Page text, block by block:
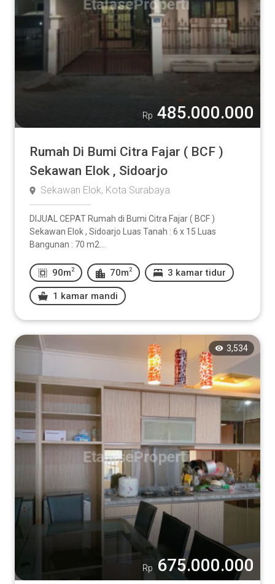
Rp 485.000.000
Rumah Di Bumi Citra Fajar ( BCF )
Sekawan Elok , Sidoarjo
Sekawan Elok, Kota Surabaya
DIJUAL CEPAT Rumah di Bumi Citra Fajar ( BCF )
Sekawan Elok , Sidoarjo Luas Tanah : 6 x 15 Luas
Bangunan : 70 m2...
90m 2 70m 2 3 kamar tidur
1 kamar mandi
3,534
Rp 675.000.000